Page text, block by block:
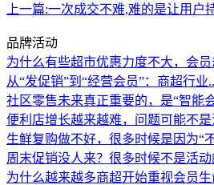
上一篇:一次成交不难,难的是让用户
品牌活动
为什么有些超市优惠力度不大，会员
从“发促销”到“经营会员”：商超行业
社区零售未来真正重要的，是“智能
便利店增长越来越难，问题可能不
生鲜复购做不好，很多时候是因为“
周末促销没人来？很多时候不是活动
为什么越来越多商超开始重视会员生